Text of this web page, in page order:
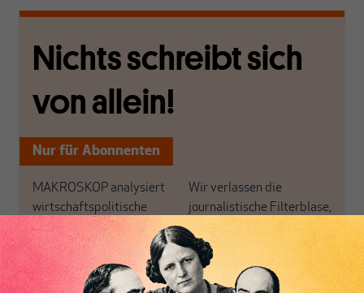
Nichts schreibt sich
von allein!
Nur für Abonnenten
MAKROSKOP analysiert
wirtschaftspolitische
Themen aus einer
postkeynesianischen
Perspektive und ist damit
in Deutschland einzigartig.
Wir verlassen die
journalistische Filterblase,
in der sich viele
eingerichtet haben. Wir
öffnen Fenster und
bringen frische Luft in die